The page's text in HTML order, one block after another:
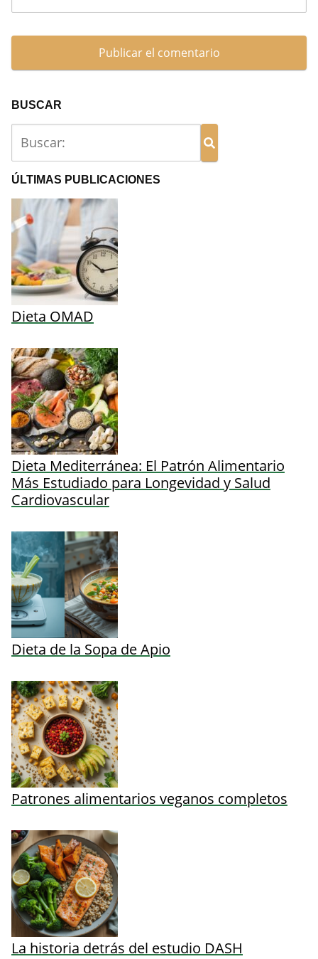
BUSCAR
ÚLTIMAS PUBLICACIONES
Dieta OMAD
Dieta Mediterránea: El Patrón Alimentario
Más Estudiado para Longevidad y Salud
Cardiovascular
Dieta de la Sopa de Apio
Patrones alimentarios veganos completos
La historia detrás del estudio DASH